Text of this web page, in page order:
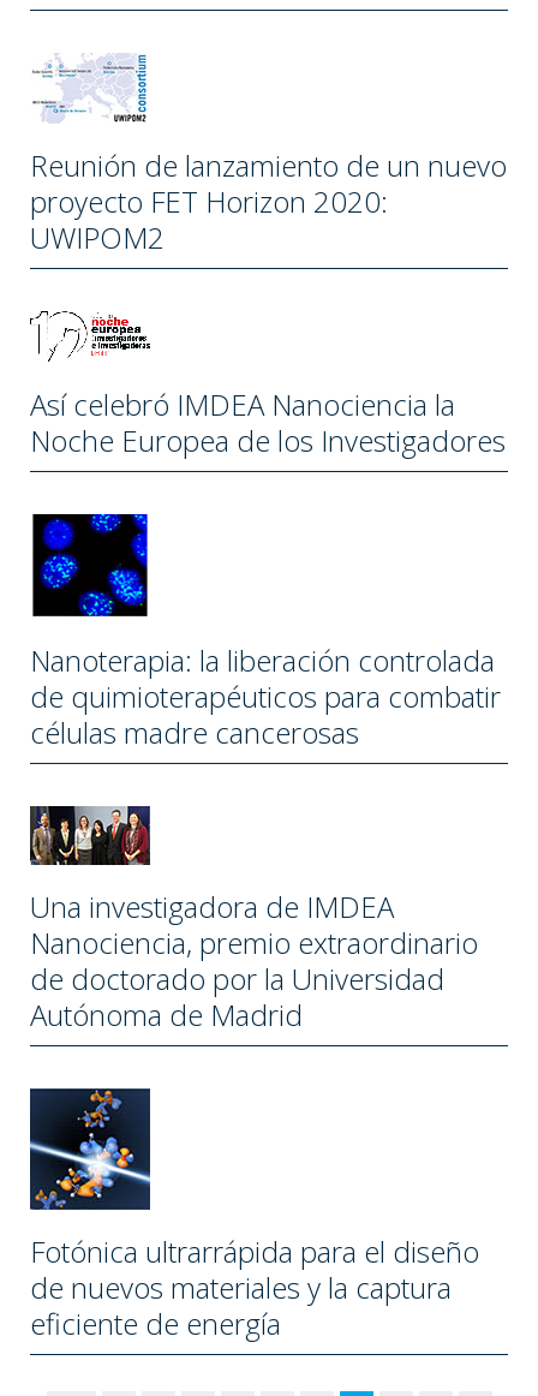
Reunión de lanzamiento de un nuevo
proyecto FET Horizon 2020:
UWIPOM2
Así celebró IMDEA Nanociencia la
Noche Europea de los Investigadores
Nanoterapia: la liberación controlada
de quimioterapéuticos para combatir
células madre cancerosas
Una investigadora de IMDEA
Nanociencia, premio extraordinario
de doctorado por la Universidad
Autónoma de Madrid
Fotónica ultrarrápida para el diseño
de nuevos materiales y la captura
eficiente de energía